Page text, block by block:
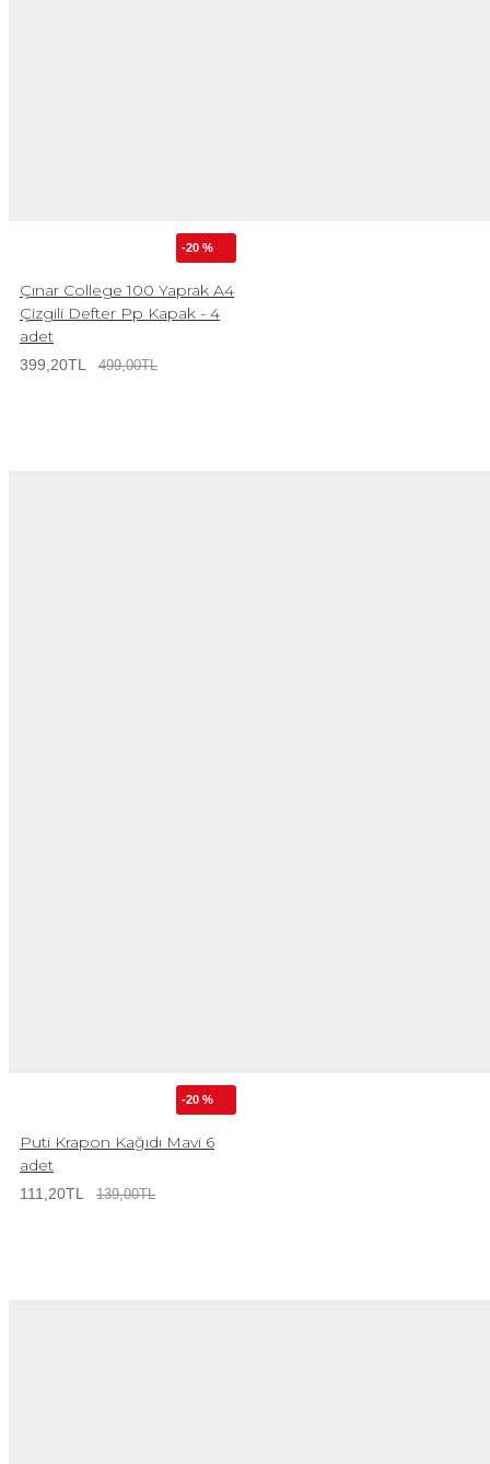
-20 %
Çınar College 100 Yaprak A4
Çizgili Defter Pp Kapak - 4
adet
399,20TL 499,00TL
-20 %
Puti Krapon Kağıdı Mavi 6
adet
111,20TL 139,00TL